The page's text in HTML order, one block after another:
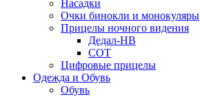
Насадки
Очки бинокли и монокуляры
Прицелы ночного видения
Дедал-НВ
СОТ
Цифровые прицелы
Одежда и Обувь
Обувь